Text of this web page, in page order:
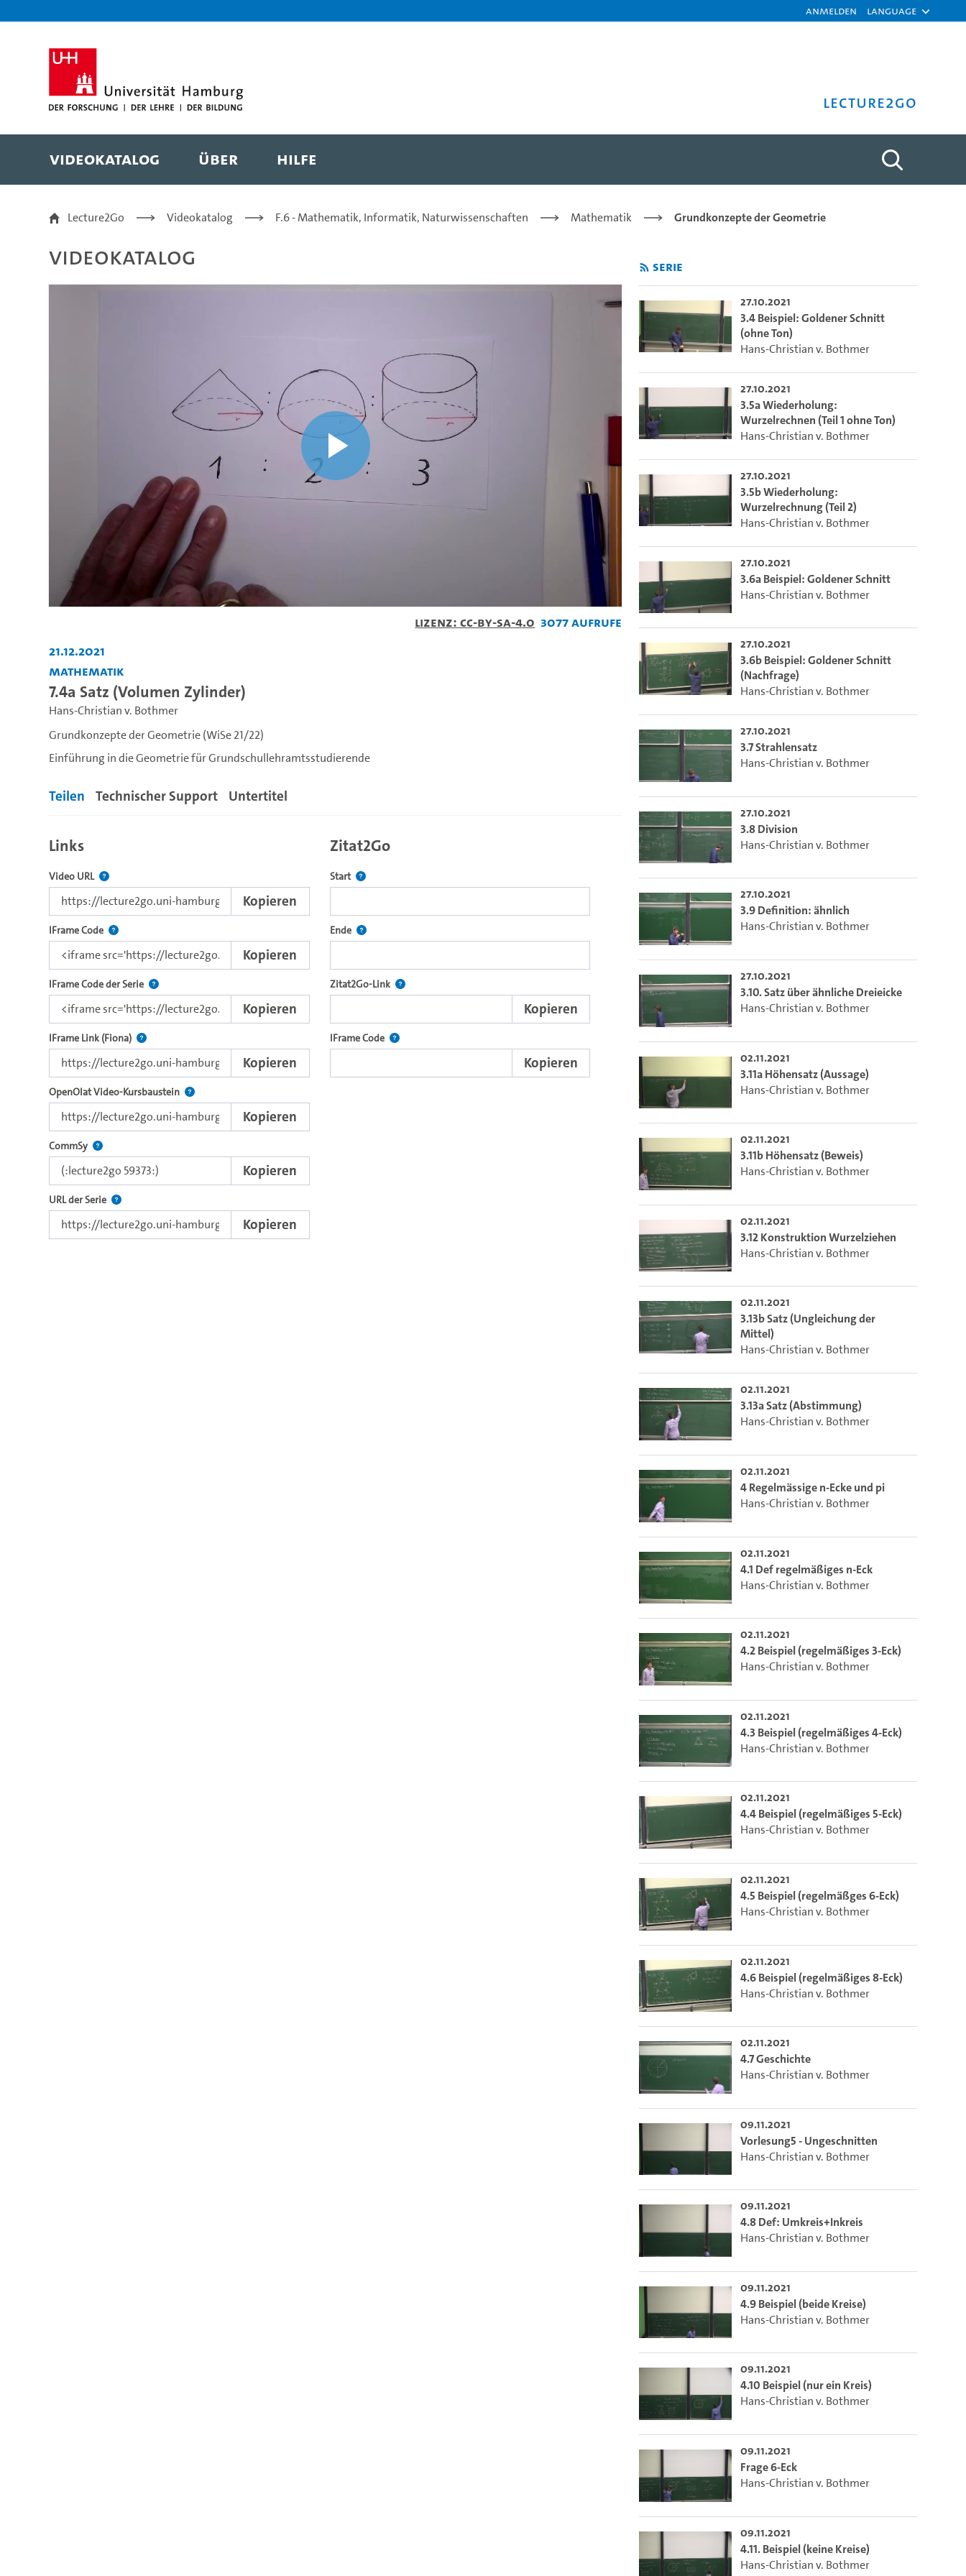
Anmelden Language
Lecture2Go
Videokatalog Über Hilfe
7.4a Satz (Volumen Zylinder) - Hans-Christian v. Bothmer - Universität
Lecture2Go Videokatalog F.6 - Mathematik, Informatik, Naturwissenschaften Mathematik Grundkonzepte der Geometrie
Videokatalog
Video
Lizenz: CC-BY-SA-4.0 3077 Aufrufe
21.12.2021
Mathematik
7.4a Satz (Volumen Zylinder)
Hans-Christian v. Bothmer
Grundkonzepte der Geometrie (WiSe 21/22)
Einführung in die Geometrie für Grundschullehramtsstudierende
Teilen Technischer Support Untertitel
Links
Video URL Der Link zu diesem Video.
Kopieren
IFrame Code Nutzen Sie diesen Code, um das Video mit dem Lecture2Go-Videoplayer einzubetten.
Kopieren
IFrame Code der Serie Nutzen Sie diesen Code, um das Video und die komplette Serie mit dem Lecture2Go-Videoplayer einzubetten.
Kopieren
IFrame Link (Fiona) Direkter iFrame-Link zur Weitergabe an externe Web-Applikationen.
Kopieren
OpenOlat Video-Kursbaustein Verwenden Sie diesen Link, um ein Video in den OpenOlat Video-Baustein einzubetten.
Kopieren
CommSy Nutzen Sie diesen Code, um das Video in CommSy einzubetten.
Kopieren
URL der Serie Der Link zur Serie.
Kopieren
Zitat2Go
Start Definiert den Startpunkt für Zitat2Go. Bitte in das Feld klicken, um die aktuelle Zeit auszuwählen.
Ende Definiert den Endpunkt für Zitat2Go. Bitte in das Feld klicken, um die aktuelle Zeit auszuwählen.
Zitat2Go-Link Nach der Auswahl eines Start- und Endpunktes verweist dieser Link auf den Ausschnitt des Videos.
Kopieren
IFrame Code Nutzen Sie diesen Code, um den Auschnitt des Videos mit dem Lecture2Go-Videoplayer einzubetten.
Kopieren
Serie
27.10.2021
3.4 Beispiel: Goldener Schnitt
(ohne Ton)
Hans-Christian v. Bothmer
27.10.2021
3.5a Wiederholung:
Wurzelrechnen (Teil 1 ohne Ton)
Hans-Christian v. Bothmer
27.10.2021
3.5b Wiederholung:
Wurzelrechnung (Teil 2)
Hans-Christian v. Bothmer
27.10.2021
3.6a Beispiel: Goldener Schnitt
Hans-Christian v. Bothmer
27.10.2021
3.6b Beispiel: Goldener Schnitt
(Nachfrage)
Hans-Christian v. Bothmer
27.10.2021
3.7 Strahlensatz
Hans-Christian v. Bothmer
27.10.2021
3.8 Division
Hans-Christian v. Bothmer
27.10.2021
3.9 Definition: ähnlich
Hans-Christian v. Bothmer
27.10.2021
3.10. Satz über ähnliche Dreieicke
Hans-Christian v. Bothmer
02.11.2021
3.11a Höhensatz (Aussage)
Hans-Christian v. Bothmer
02.11.2021
3.11b Höhensatz (Beweis)
Hans-Christian v. Bothmer
02.11.2021
3.12 Konstruktion Wurzelziehen
Hans-Christian v. Bothmer
02.11.2021
3.13b Satz (Ungleichung der
Mittel)
Hans-Christian v. Bothmer
02.11.2021
3.13a Satz (Abstimmung)
Hans-Christian v. Bothmer
02.11.2021
4 Regelmässige n-Ecke und pi
Hans-Christian v. Bothmer
02.11.2021
4.1 Def regelmäßiges n-Eck
Hans-Christian v. Bothmer
02.11.2021
4.2 Beispiel (regelmäßiges 3-Eck)
Hans-Christian v. Bothmer
02.11.2021
4.3 Beispiel (regelmäßiges 4-Eck)
Hans-Christian v. Bothmer
02.11.2021
4.4 Beispiel (regelmäßiges 5-Eck)
Hans-Christian v. Bothmer
02.11.2021
4.5 Beispiel (regelmäßges 6-Eck)
Hans-Christian v. Bothmer
02.11.2021
4.6 Beispiel (regelmäßiges 8-Eck)
Hans-Christian v. Bothmer
02.11.2021
4.7 Geschichte
Hans-Christian v. Bothmer
09.11.2021
Vorlesung5 - Ungeschnitten
Hans-Christian v. Bothmer
09.11.2021
4.8 Def: Umkreis+Inkreis
Hans-Christian v. Bothmer
09.11.2021
4.9 Beispiel (beide Kreise)
Hans-Christian v. Bothmer
09.11.2021
4.10 Beispiel (nur ein Kreis)
Hans-Christian v. Bothmer
09.11.2021
Frage 6-Eck
Hans-Christian v. Bothmer
09.11.2021
4.11. Beispiel (keine Kreise)
Hans-Christian v. Bothmer